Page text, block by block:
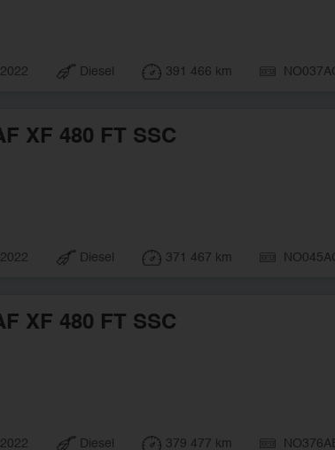
2022 Diesel 391 466 km
XF 480 FT SSC
2022 Diesel 371 467 km
XF 480 FT SSC
2022 Diesel 379 477 km